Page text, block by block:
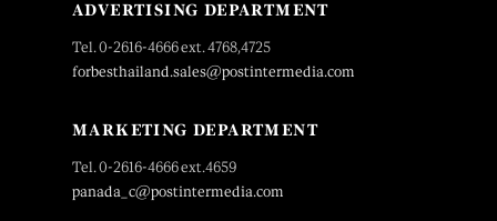
ADVERTISING DEPARTMENT
Tel. 0-2616-4666 ext. 4768,4725
forbesthailand.sales@postintermedia.com
MARKETING DEPARTMENT
Tel. 0-2616-4666 ext.4659
panada_c@postintermedia.com